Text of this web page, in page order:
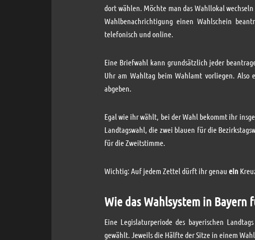
dort wählen. Möchte man das Wahllokal
Wahlbenachrichtigung einen Wahlschein
telefonisch und online.
Eine Briefwahl kann grundsätzlich jeder
Uhr am Wahltag beim Wahlamt vorliegen. Also
abgeben.
Egal wie ihr wählt, bei der Wahl bekommt ihr
Landtagswahl, die zwei blauen für die
für die Zweitstimme.
Wichtig: Auf jedem Zettel dürft ihr genau ein
Wie das Wahlsystem in
Eine Legislaturperiode des bayerischen
gewählt. Jeweils die Hälfte der Sitze in einem